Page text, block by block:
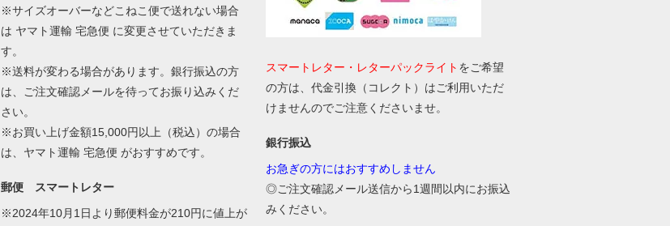
※サイズオーバーなどこねこ便で送れない場合
は ヤマト運輸 宅急便 に変更させていただきま
す。
※送料が変わる場合があります。銀行振込の方
は、ご注文確認メールを待ってお振り込みくだ
さい。
※お買い上げ金額15,000円以上（税込）の場合
は、ヤマト運輸 宅急便 がおすすめです。
郵便 スマートレター
※2024年10月1日より郵便料金が210円に値上が
スマートレター・レターパックライト をご希望
の方は、代金引換（コレクト）はご利用いただ
けませんのでご注意くださいませ。
銀行振込
お急ぎの方にはおすすめしません
◎ご注文確認メール送信から1週間以内にお振込
みください。